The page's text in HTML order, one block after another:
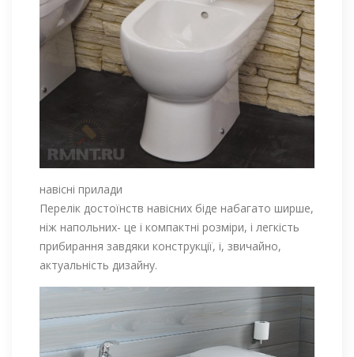
навісні прилади
Перелік достоїнств навісних біде набагато ширше,
ніж напольних- це і компактні розміри, і легкість
прибирання завдяки конструкції, і, звичайно,
актуальність дизайну.